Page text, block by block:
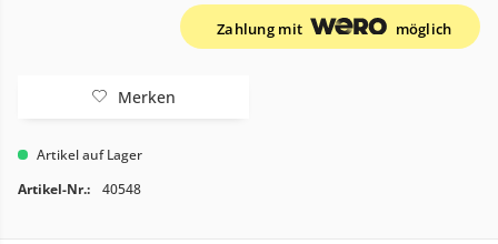
Zahlung mit möglich
Merken
Artikel auf Lager
Artikel-Nr.:
40548